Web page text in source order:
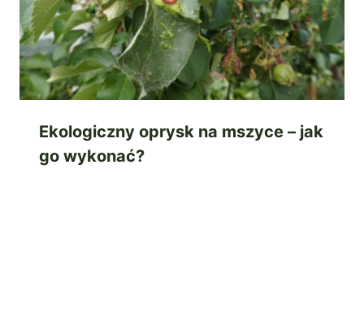
Ekologiczny oprysk na mszyce – jak
go wykonać?